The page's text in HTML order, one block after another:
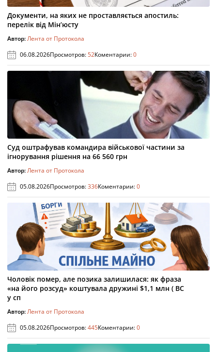
Документи, на яких не проставляється апостиль:
перелік від Мін’юсту
Автор:Лента от Протокола
06.08.2026Просмотров:52Коментарии:0
Суд оштрафував командира військової частини за
ігнорування рішення на 66 560 грн
Автор:Лента от Протокола
05.08.2026Просмотров:336Коментарии:0
Чоловік помер, але позика залишилася: як фраза
«на його розсуд» коштувала дружині $1,1 млн ( ВС
у сп
Автор:Лента от Протокола
05.08.2026Просмотров:445Коментарии:0